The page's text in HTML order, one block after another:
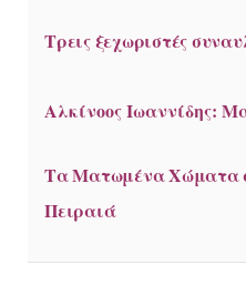
Τρεις ξεχωριστές
Αλκίνοος Ιωαννίδης:
Τα Ματωμένα Χώματα
Πειραιά